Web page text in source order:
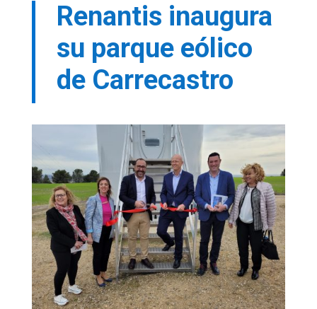
Renantis inaugura
su parque eólico
de Carrecastro